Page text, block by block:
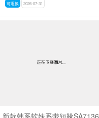
可退换 2026-07-31
新款韩系软妹系带短靴SA7136